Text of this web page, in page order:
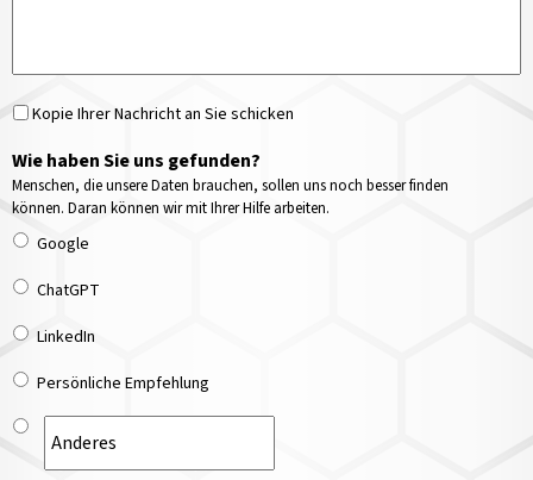
Kopie Ihrer Nachricht an Sie schicken
Wie haben Sie uns gefunden?
Menschen, die unsere Daten brauchen, sollen uns noch besser finden
können. Daran können wir mit Ihrer Hilfe arbeiten.
Google
ChatGPT
LinkedIn
Persönliche Empfehlung